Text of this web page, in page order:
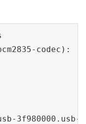
codec):
(usb-